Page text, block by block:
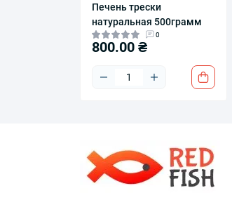
Печень трески
натуральная 500грамм
0
800.00 ₴